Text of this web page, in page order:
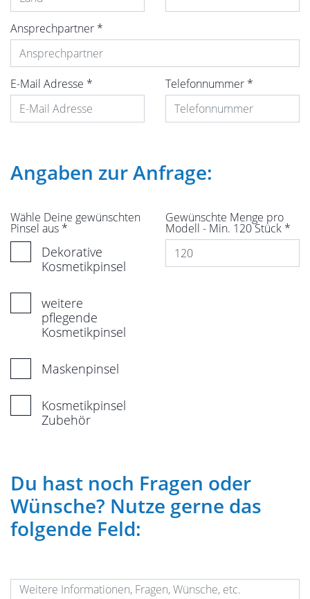
Ansprechpartner *
E-Mail Adresse * Telefonnummer *
Angaben zur Anfrage:
Wähle Deine gewünschten
Pinsel aus *
Dekorative
Kosmetikpinsel
weitere
pflegende
Kosmetikpinsel
Maskenpinsel
Kosmetikpinsel
Zubehör
Gewünschte Menge pro
Modell - Min. 120 Stück *
Du hast noch Fragen oder
Wünsche? Nutze gerne das
folgende Feld: